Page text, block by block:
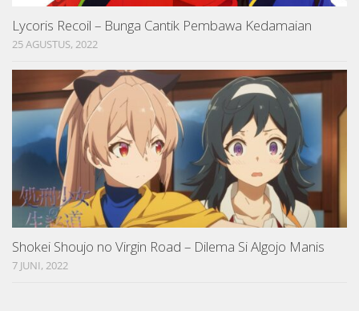
Lycoris Recoil – Bunga Cantik Pembawa Kedamaian
25 AGUSTUS, 2022
Shokei Shoujo no Virgin Road – Dilema Si Algojo Manis
7 JUNI, 2022